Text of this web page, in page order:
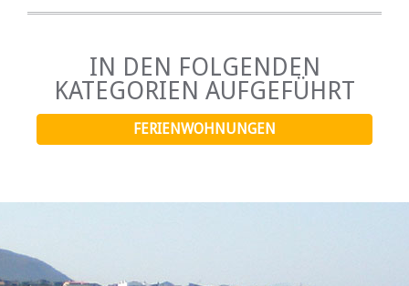
IN DEN FOLGENDEN
KATEGORIEN AUFGEFÜHRT
FERIENWOHNUNGEN